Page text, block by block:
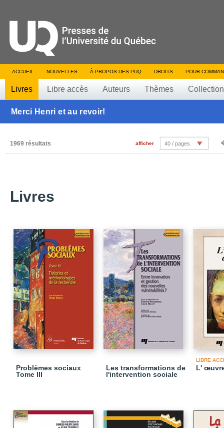
ACCUEIL NOUVELLES À PROPOS DES PUQ DROITS POUR
Livres Libre accès Auteurs Thèmes
Merci Henri et au revoir!
1969 résultats afficher 40 / pages
Livres
Problèmes sociaux
Tome III
Les transformations de
l'intervention sociale
LIBRE
L'